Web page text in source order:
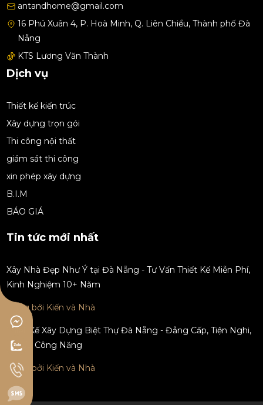
antandhome@gmail.com
16 Phú Xuân 4, P. Hoà Minh, Q. Liên Chiểu, Thành phố Đà
Nẵng
KTS Lương Văn Thành
Dịch vụ
Thiết kế kiến trúc
Xây dựng trọn gói
Thi công nội thất
giám sát thi công
xin phép xây dựng
B.I.M
BÁO GIÁ
Tin tức mới nhất
Xây Nhà Đẹp Như Ý tại Đà Nẵng - Tư Vấn Thiết Kế Miễn Phí,
Kinh Nghiệm 10+ Năm
Đăng bởi Kiến và Nhà
Thiết Kế Xây Dựng Biệt Thự Đà Nẵng - Đẳng Cấp, Tiện Nghi,
Tối Ưu Công Năng
Đăng bởi Kiến và Nhà